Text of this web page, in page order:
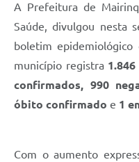
A Prefeitura de
Saúde, divulgou nesta
boletim
município registra
confirmados, 990
óbito confirmado e 1
Com o aumento